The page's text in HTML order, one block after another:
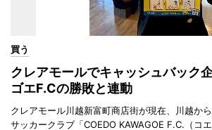
買う
クレアモールでキャッシュバック
ゴエF.Cの勝敗と連動
クレアモール川越新富町商店街が現在、川越か
サッカークラブ「COEDO KAWAGOE F.C.（コ